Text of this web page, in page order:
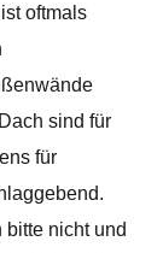
oftmals
sind für
für
nicht und